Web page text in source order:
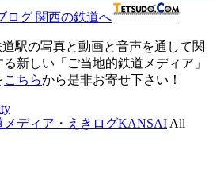
駅の写真と動画と音声を通して関
新しい「ご当地的鉄道メディア」
こちらから是非お寄せ下さい！
メディア・えきログKANSAI All